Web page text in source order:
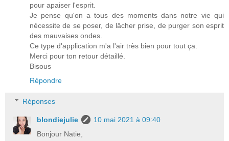
pour apaiser l'esprit.
Je pense qu'on a tous des moments dans notre vie qui
nécessite de se poser, de lâcher prise, de purger son esprit
des mauvaises ondes.
Ce type d'application m'a l'air très bien pour tout ça.
Merci pour ton retour détaillé.
Bisous
Répondre
Réponses
blondiejulie
10 mai 2021 à 09:40
Bonjour Natie,